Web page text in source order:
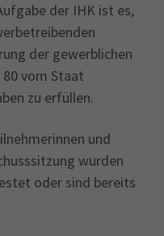
der IHK ist es,
der gewerblichen
vom Staat
zu erfüllen.
und
wurden
oder sind bereits